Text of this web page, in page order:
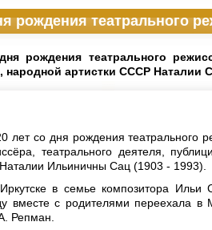
режиссёра и деятеля, публициста, драматурга, педагога, народной артистки
рождения театрального
народной артистки СССР Наталии
лет со дня рождения театрального
театрального деятеля,
Ильиничны Сац (1903 - 1993).
в семье композитора Ильи
с родителями переехала в
Репман.